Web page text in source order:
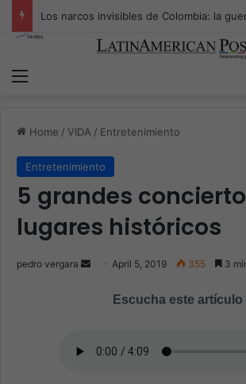
Home / VIDA / Entretenimiento
Entretenimiento
5 grandes
lugares históricos
pedro vergara April 5, 2019 355 3
Escucha este artículo